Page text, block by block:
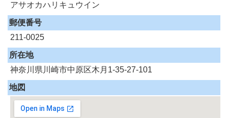
アサオカハリキュウイン
郵便番号
211-0025
所在地
神奈川県川崎市中原区木月1-35-27-101
地図